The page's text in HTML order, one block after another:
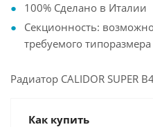
100% Сделано в Италии
Секционность:
требуемого типоразмера
Радиатор CALIDOR SUPER
Как купить